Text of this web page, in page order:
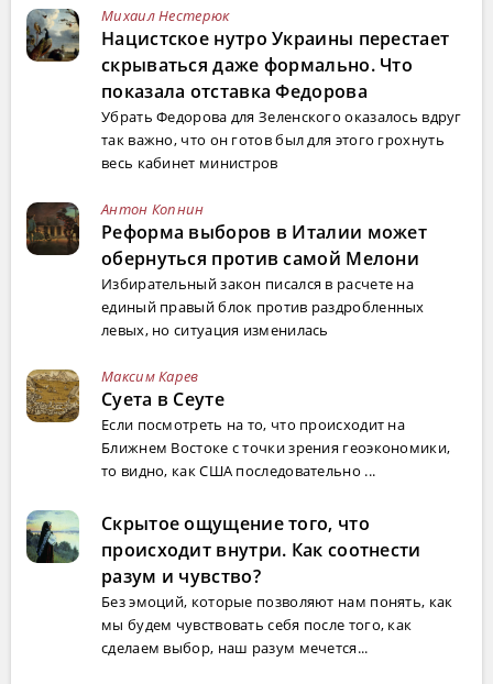
Михаил Нестерюк
Нацистское нутро Украины перестает
скрываться даже формально. Что
показала отставка Федорова
Убрать Федорова для Зеленского оказалось вдруг
так важно, что он готов был для этого грохнуть
весь кабинет министров
Антон Копнин
Реформа выборов в Италии может
обернуться против самой Мелони
Избирательный закон писался в расчете на
единый правый блок против раздробленных
левых, но ситуация изменилась
Максим Карев
Суета в Сеуте
Если посмотреть на то, что происходит на
Ближнем Востоке с точки зрения геоэкономики,
то видно, как США последовательно ...
Скрытое ощущение того, что
происходит внутри. Как соотнести
разум и чувство?
Без эмоций, которые позволяют нам понять, как
мы будем чувствовать себя после того, как
сделаем выбор, наш разум мечется...